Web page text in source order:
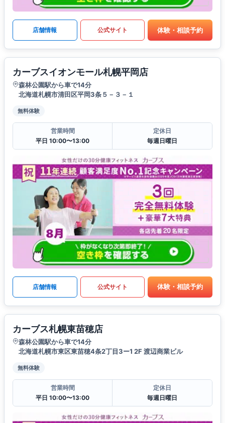
店舗情報 公式サイト 体験・相談予約
カーブスイオンモール札幌平岡店
森林公園駅から車で14分
北海道札幌市清田区平岡3条５－３－１
無料体験
営業時間
平日 10:00〜13:00
定休日
毎週日曜日
店舗情報 公式サイト 体験・相談予約
カーブス札幌東苗穂店
森林公園駅から車で14分
北海道札幌市東区東苗穂4条2丁目3ー1 2F 渡辺商業ビル
無料体験
営業時間
平日 10:00〜13:00
定休日
毎週日曜日